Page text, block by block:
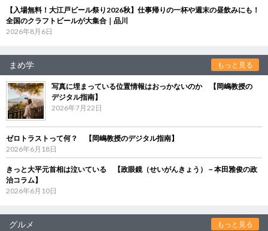
【入場無料！大江戸ビール祭り2026秋】仕事帰りの一杯や週末の昼飲みにも！
全国のクラフトビールが大集合｜品川
2026年8月6日
まめ学 もっと見る
写真に埋まっている位置情報はおっかないのか 【岡嶋教授の
デジタル指南】
2026年7月22日
ゼロトラストって何？ 【岡嶋教授のデジタル指南】
2026年6月18日
きっと大平元首相は泣いている 【政眼鏡（せいがんきょう）－本田雅俊の政
治コラム】
2026年6月10日
グルメ もっと見る